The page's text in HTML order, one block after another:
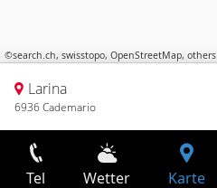
©search.ch, swisstopo, OpenStreetMap, others
Larina
6936 Cademario
Tel Wetter Karte